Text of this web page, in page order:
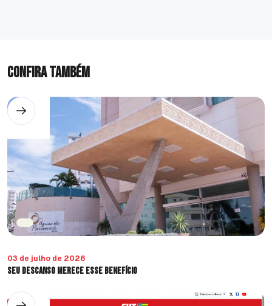
Confira também
03 de julho de 2026
Seu Descanso Merece Esse Benefício